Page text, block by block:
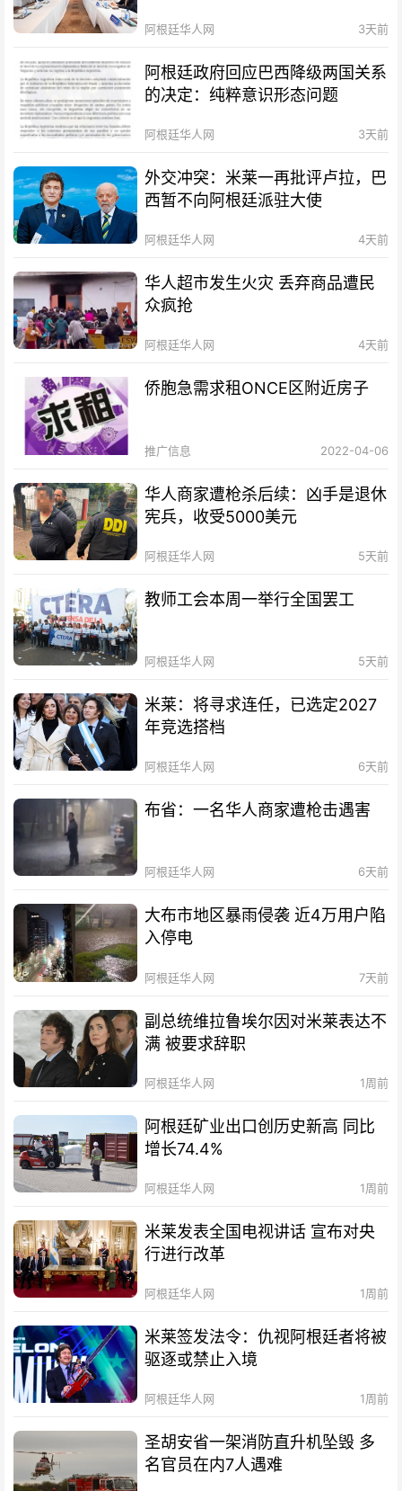
阿根廷华人网 3天前
阿根廷政府回应巴西降级两国关系
的决定：纯粹意识形态问题
阿根廷华人网 3天前
外交冲突：米莱一再批评卢拉，巴
西暂不向阿根廷派驻大使
阿根廷华人网 4天前
华人超市发生火灾 丢弃商品遭民
众疯抢
阿根廷华人网 4天前
侨胞急需求租ONCE区附近房子
推广信息 2022-04-06
华人商家遭枪杀后续：凶手是退休
宪兵，收受5000美元
阿根廷华人网 5天前
教师工会本周一举行全国罢工
阿根廷华人网 5天前
米莱：将寻求连任，已选定2027
年竞选搭档
阿根廷华人网 6天前
布省：一名华人商家遭枪击遇害
阿根廷华人网 6天前
大布市地区暴雨侵袭 近4万用户陷
入停电
阿根廷华人网 7天前
副总统维拉鲁埃尔因对米莱表达不
满 被要求辞职
阿根廷华人网 1周前
阿根廷矿业出口创历史新高 同比
增长74.4%
阿根廷华人网 1周前
米莱发表全国电视讲话 宣布对央
行进行改革
阿根廷华人网 1周前
米莱签发法令：仇视阿根廷者将被
驱逐或禁止入境
阿根廷华人网 1周前
圣胡安省一架消防直升机坠毁 多
名官员在内7人遇难